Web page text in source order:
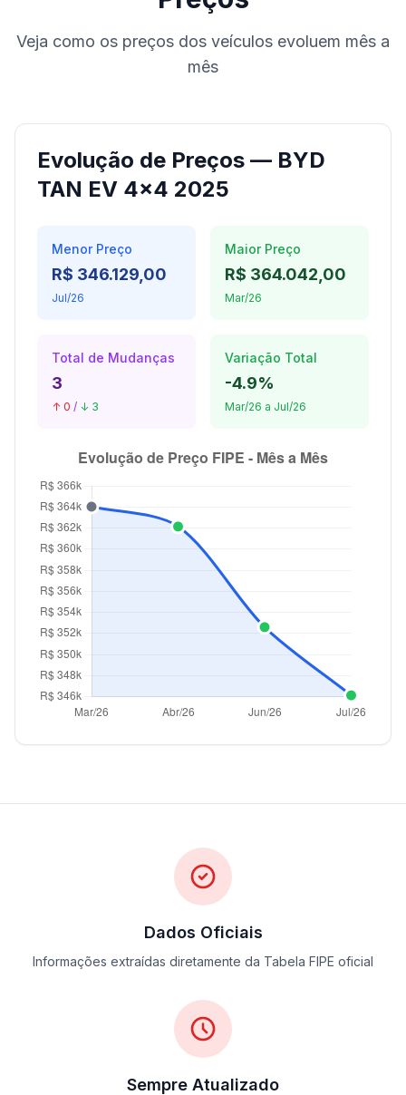
Veja como os preços dos veículos evoluem mês a
mês
Evolução de Preços — BYD
TAN EV 4x4 2025
Menor Preço
R$ 346.129,00
Jul/26
Maior Preço
R$ 364.042,00
Mar/26
Total de Mudanças
3
↑ 0 / ↓ 3
Variação Total
-4.9%
Mar/26 a Jul/26
Dados Oficiais
Informações extraídas diretamente da Tabela FIPE oficial
Sempre Atualizado